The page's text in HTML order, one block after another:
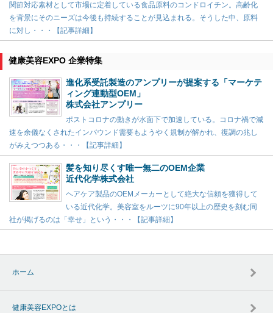
関節対応素材として市場に定着している食品原料のコンドロイチン。高齢化
を背景にそのニーズは今後も持続することが見込まれる。そうした中、原料
に対し・・・【記事詳細】
健康美容EXPO 企業特集
進化系受託製造のアンプリーが提案する「マーケテ
ィング連動型OEM」
株式会社アンプリー
ポストコロナの動きが水面下で加速している。コロナ禍で減
速を余儀なくされたインバウンド需要もようやく規制が解かれ、復調の兆し
がみえつつある・・・【記事詳細】
髪を知り尽くす唯一無二のOEM企業
近代化学株式会社
ヘアケア製品のOEMメーカーとして絶大な信頼を獲得して
いる近代化学。美容室をルーツに90年以上の歴史を刻む同
社が掲げるのは「幸せ」という・・・【記事詳細】
ホーム
健康美容EXPOとは